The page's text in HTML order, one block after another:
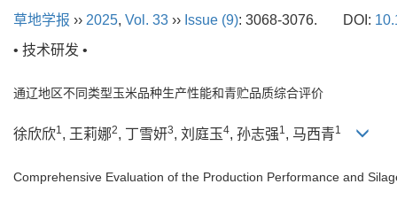
草地学报 ›› 2025, Vol. 33 ›› Issue (9): 3068-3076. DOI:
• 技术研发 •
通辽地区不同类型玉米品种生产性能和青贮品质综合评价
徐欣欣1, 王莉娜2, 丁雪妍3, 刘庭玉4, 孙志强1, 马西青1
Comprehensive Evaluation of the Production Performance and